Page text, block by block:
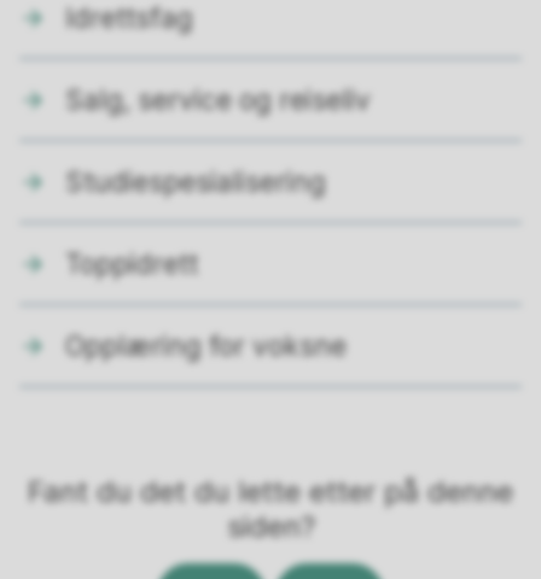
Idrettsfag
Salg, service og reiseliv
Studiespesialisering
Toppidrett
Opplæring for voksne
Fant du det du lette etter på denne
siden?